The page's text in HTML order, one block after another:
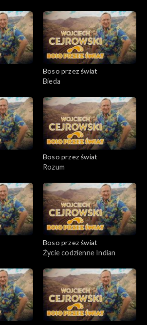
Boso przez świat
Bieda
Boso przez świat
Rozum
Boso przez świat
Życie codzienne Indian